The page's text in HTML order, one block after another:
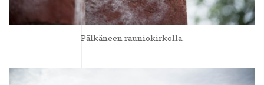
Pälkäneen rauniokirkolla.